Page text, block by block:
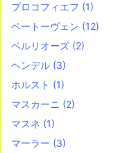
プロコフィエフ (1)
ベートーヴェン (12)
ベルリオーズ (2)
ヘンデル (3)
ホルスト (1)
マスカーニ (2)
マスネ (1)
マーラー (3)